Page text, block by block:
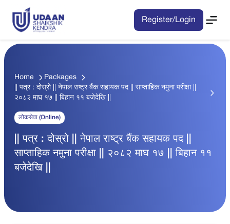
Register/Login
Home
Packages
|| पत्र : दोस्रो || नेपाल राष्ट्र बैंक सहायक पद || साप्ताहिक नमुना परीक्षा ||
२०८२ माघ १७ || बिहान ११ बजेदेखि ||
लोकसेवा (Online)
|| पत्र : दोस्रो || नेपाल राष्ट्र बैंक सहायक पद ||
साप्ताहिक नमुना परीक्षा || २०८२ माघ १७ || बिहान ११
बजेदेखि ||